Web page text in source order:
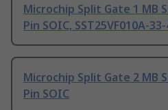
Microchip Split Gate 1 MB
Pin SOIC, SST25VF010A-
Microchip Split Gate 2 MB
Pin SOIC